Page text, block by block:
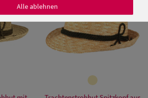
Alle ablehnen